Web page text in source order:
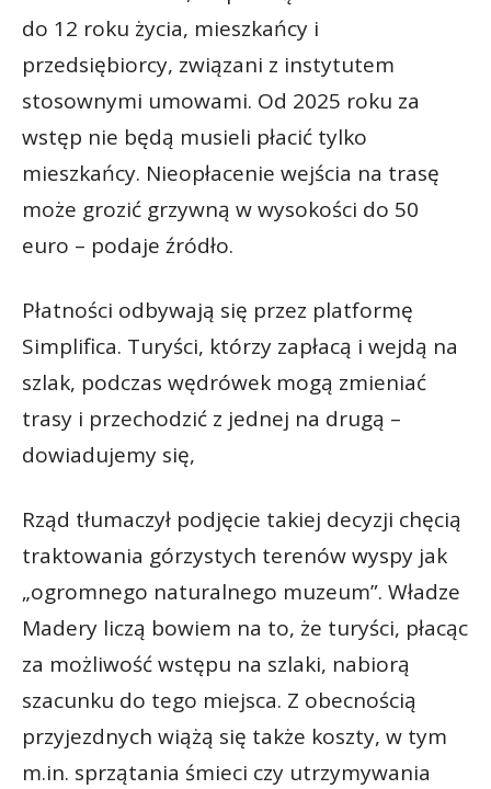
do 12 roku życia, mieszkańcy i
przedsiębiorcy, związani z instytutem
stosownymi umowami. Od 2025 roku za
wstęp nie będą musieli płacić tylko
mieszkańcy. Nieopłacenie wejścia na trasę
może grozić grzywną w wysokości do 50
euro – podaje źródło.
Płatności odbywają się przez platformę
Simplifica. Turyści, którzy zapłacą i wejdą na
szlak, podczas wędrówek mogą zmieniać
trasy i przechodzić z jednej na drugą –
dowiadujemy się,
Rząd tłumaczył podjęcie takiej decyzji chęcią
traktowania górzystych terenów wyspy jak
„ogromnego naturalnego muzeum”. Władze
Madery liczą bowiem na to, że turyści, płacąc
za możliwość wstępu na szlaki, nabiorą
szacunku do tego miejsca. Z obecnością
przyjezdnych wiążą się także koszty, w tym
m.in. sprzątania śmieci czy utrzymywania